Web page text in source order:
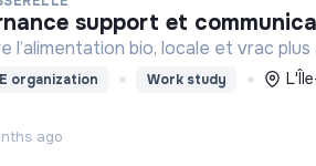
support et
l’alimentation bio, locale et vrac
organization Work study
ago